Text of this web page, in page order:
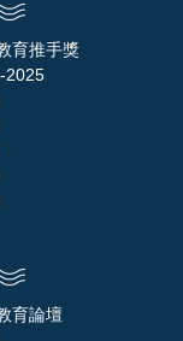
育推手獎
2025
育論壇